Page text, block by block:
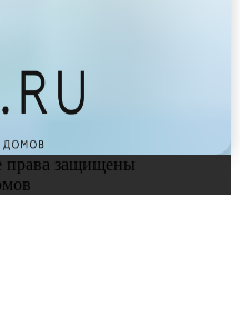
права защищены